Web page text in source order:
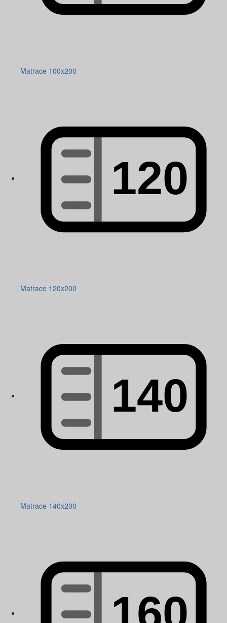
Matrace 100x200
Matrace 120x200
Matrace 140x200